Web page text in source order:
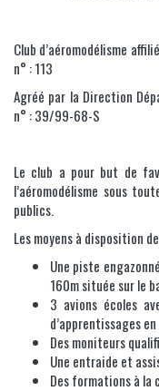
Club d’aéromodélisme
n° : 113
Agréé par la Direction
n° : 39/99-68-S
Le club a pour but de
l’aéromodélisme sous
publics.
Les moyens à disposition
Une piste
160m située sur le
3 avions écoles
d’apprentissages
Des moniteurs
Une entraide et
Des formations à